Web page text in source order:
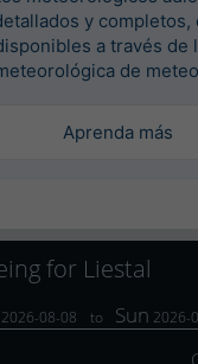
y completos,
a través de
de
Aprenda más